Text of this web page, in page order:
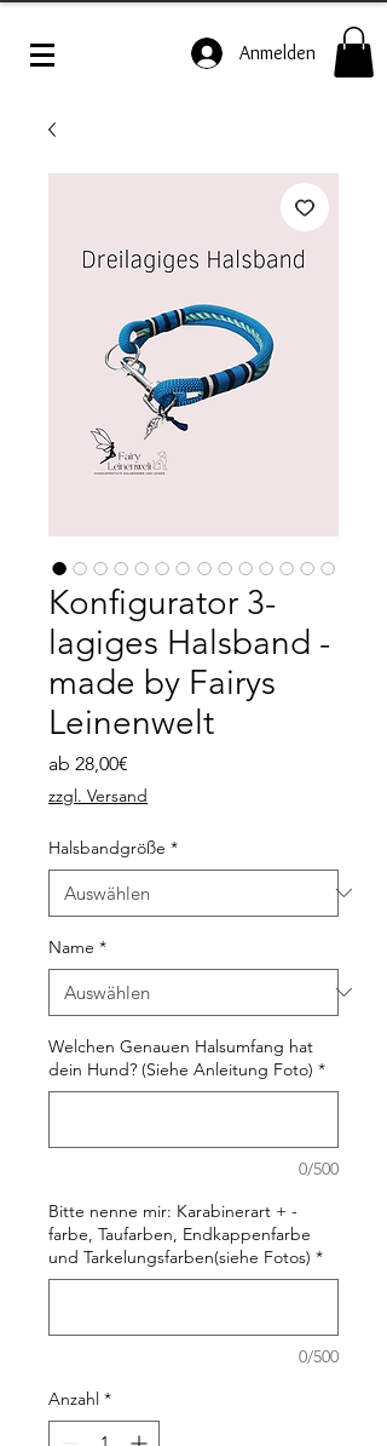
Anmelden
Konfigurator 3-
lagiges Halsband -
made by Fairys
Leinenwelt
ab 28,00€
Preis
zzgl. Versand
Halsbandgröße *
Name *
Welchen Genauen Halsumfang hat
dein Hund? (Siehe Anleitung Foto) *
0/500
Bitte nenne mir: Karabinerart + -
farbe, Taufarben, Endkappenfarbe
und Tarkelungsfarben(siehe Fotos) *
0/500
Anzahl *